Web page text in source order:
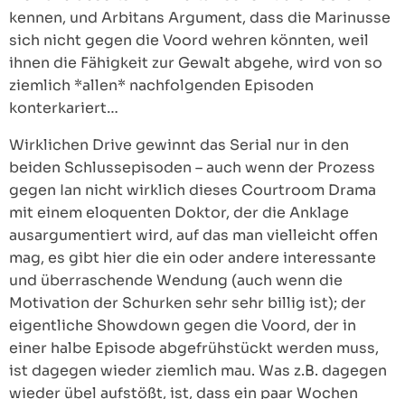
kennen, und Arbitans Argument, dass die Marinusse
sich nicht gegen die Voord wehren könnten, weil
ihnen die Fähigkeit zur Gewalt abgehe, wird von so
ziemlich *allen* nachfolgenden Episoden
konterkariert…
Wirklichen Drive gewinnt das Serial nur in den
beiden Schlussepisoden – auch wenn der Prozess
gegen Ian nicht wirklich dieses Courtroom Drama
mit einem eloquenten Doktor, der die Anklage
ausargumentiert wird, auf das man vielleicht offen
mag, es gibt hier die ein oder andere interessante
und überraschende Wendung (auch wenn die
Motivation der Schurken sehr sehr billig ist); der
eigentliche Showdown gegen die Voord, der in
einer halbe Episode abgefrühstückt werden muss,
ist dagegen wieder ziemlich mau. Was z.B. dagegen
wieder übel aufstößt, ist, dass ein paar Wochen